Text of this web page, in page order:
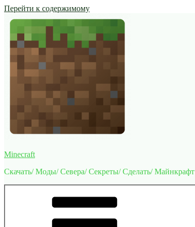
Перейти к содержимому
Minecraft
Скачать/ Моды/ Севера/ Секреты/ Сделать/ Майнкрафт